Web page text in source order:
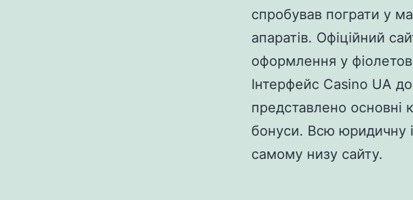
спробував пограти у
апаратів. Офіційний
оформлення у
Інтерфейс Casino UA
представлено основні
бонуси. Всю юридичну
самому низу сайту.